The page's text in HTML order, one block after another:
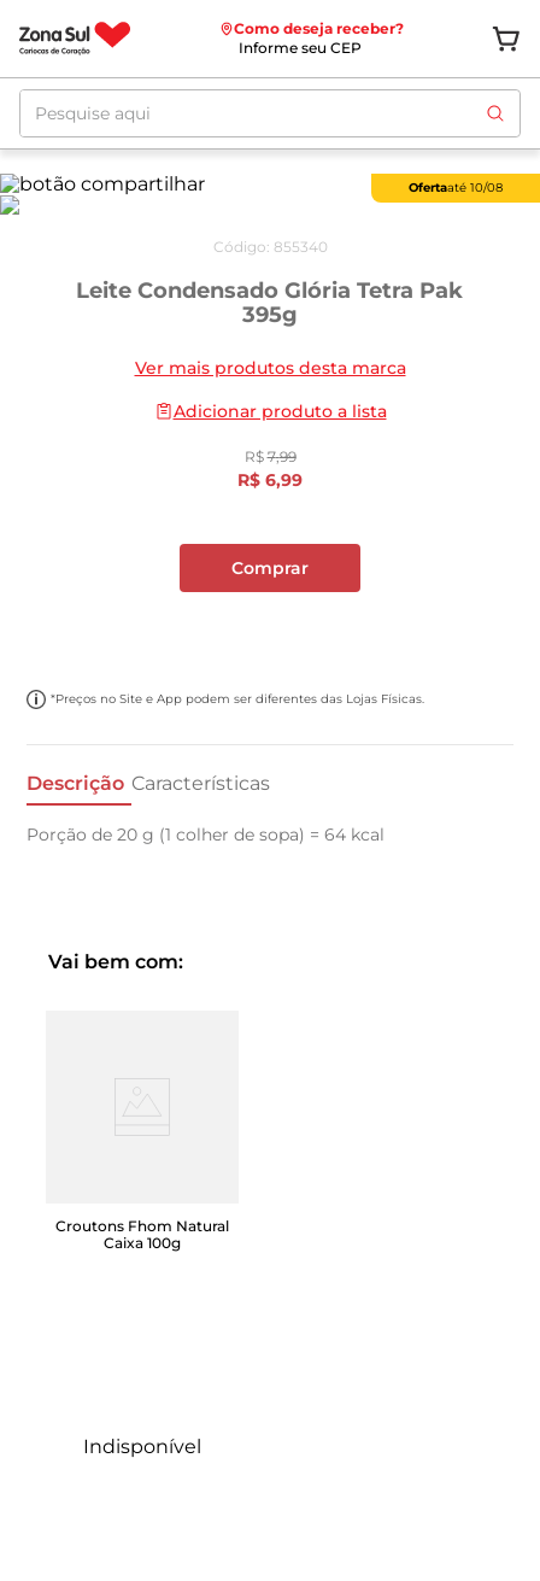
Como deseja receber?
Informe seu CEP
Pesquise aqui
Ofertaaté 10/08
Código: 855340
Leite Condensado Glória Tetra Pak
395g
Ver mais produtos desta marca
Adicionar produto a lista
R$ 7,99
R$ 6,99
Comprar
*Preços no Site e App podem ser diferentes das Lojas Físicas.
Descrição Características
Porção de 20 g (1 colher de sopa) = 64 kcal
Vai bem com:
Croutons Fhom Natural
Caixa 100g
Indisponível